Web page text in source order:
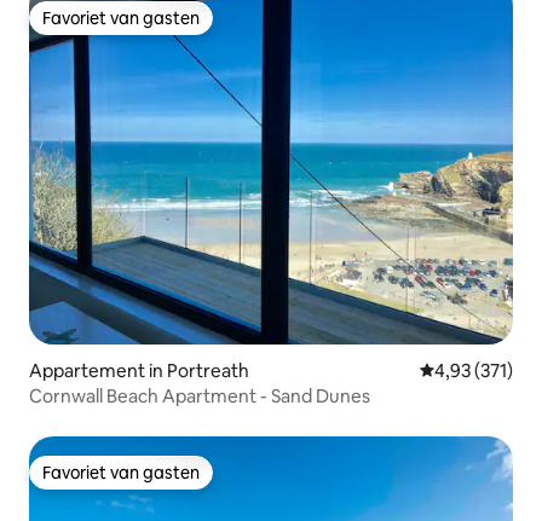
Favoriet van gasten
Favoriet van gasten
Appartement in Portreath Gemiddelde
4,93 (371)
Cornwall Beach Apartment - Sand Dunes
Favoriet van gasten
Favoriet van gasten